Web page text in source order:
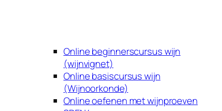
Online beginnerscursus wijn
(wijnvignet)
Online basiscursus wijn
(Wijnoorkonde)
Online oefenen met wijnproeven